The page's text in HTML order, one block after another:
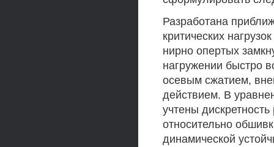
Разработана
критических
нирно опертых
нагружении быстро
осевым сжатием,
действием. В
учтены
относительно
динамической